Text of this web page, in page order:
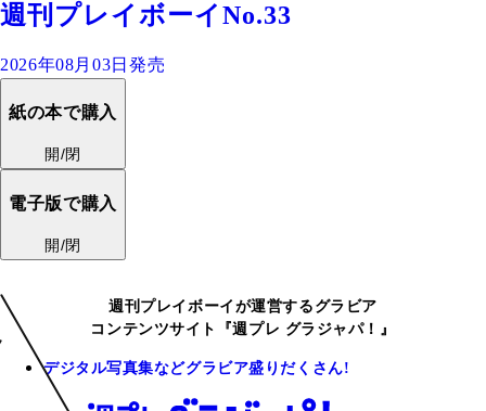
週刊プレイボーイNo.33
2026年08月03日発売
紙の本で購入
開/閉
電子版で購入
開/閉
週刊プレイボーイが運営するグラビア
コンテンツサイト『週プレ グラジャパ！』
デジタル写真集などグラビア盛りだくさん!